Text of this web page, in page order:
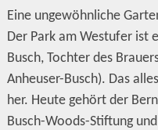
Eine ungewöhnliche
Der Park am Westufer ist
Busch, Tochter des
Anheuser-Busch). Das
her. Heute gehört der
Busch-Woods-Stiftung